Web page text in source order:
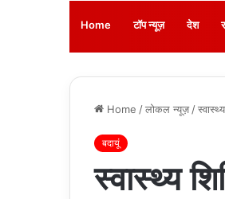
Home टॉप न्यूज़ देश
Home /लोकल न्यूज़ /
बदायूं
स्वास्थ्य